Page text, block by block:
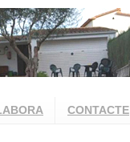
CONTACTE